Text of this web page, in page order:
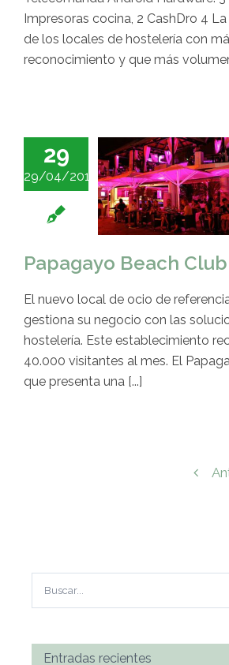
Impresoras cocina, 2 CashDro 4
de los locales de hostelería con
reconocimiento y que más
29
29/04/2014
Papagayo Beach Club
El nuevo local de ocio de
gestiona su negocio con las
hostelería. Este establecimiento
40.000 visitantes al mes. El
que presenta una [...]
Entradas recientes